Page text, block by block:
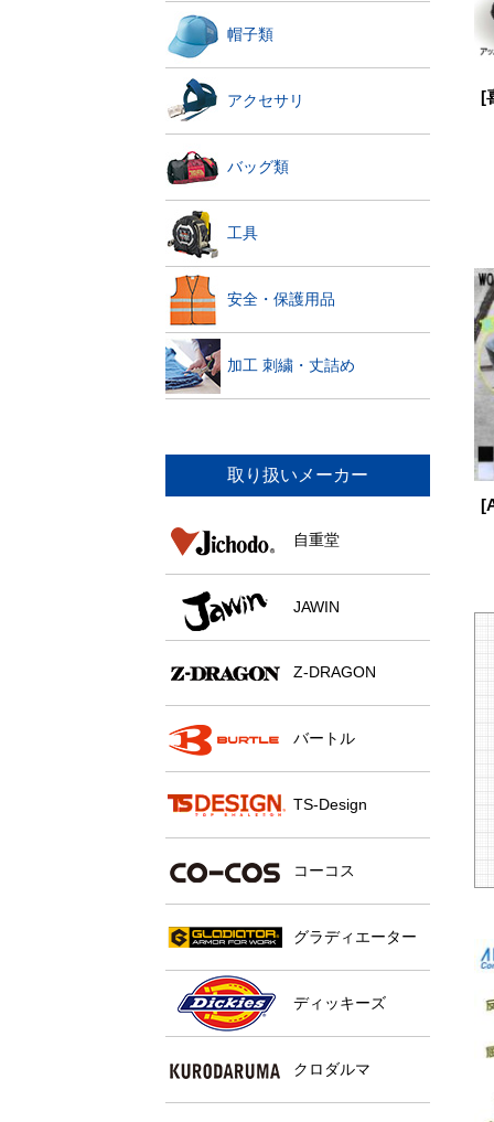
帽子類
アクセサリ
バッグ類
工具
安全・保護用品
加工 刺繍・丈詰め
取り扱いメーカー
自重堂
JAWIN
Z-DRAGON
バートル
TS-Design
コーコス
グラディエーター
ディッキーズ
クロダルマ
[